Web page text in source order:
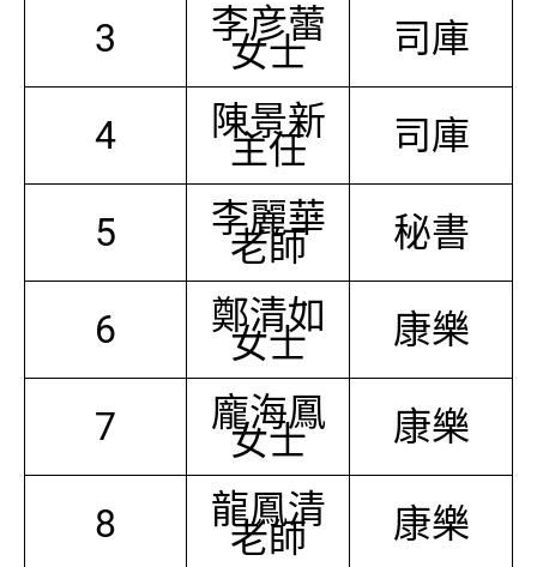
3 李彦蕾
女士 司庫
4 陳景新
主任 司庫
5 李麗華
老師 秘書
6 鄭清如
女士 康樂
7 龐海鳳
女士 康樂
8 龍鳳清
老師 康樂